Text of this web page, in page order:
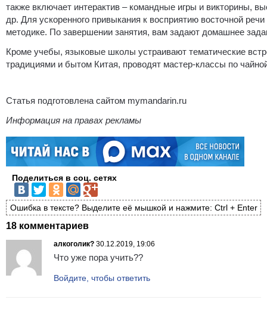
также включает интерактив – командные игры и викторины,
др. Для ускоренного привыкания к восприятию восточной
методике. По завершении занятия, вам задают домашнее
Кроме учебы, языковые школы устраивают тематические
традициями и бытом Китая, проводят мастер-классы по
Статья подготовлена сайтом mymandarin.ru
Информация на правах рекламы
Поделиться в соц. сетях
Ошибка в тексте? Выделите её мышкой и нажмите: Ctrl + Enter
18 комментариев
алкоголик? 30.12.2019, 19:06
Что уже пора учить??
Войдите, чтобы ответить